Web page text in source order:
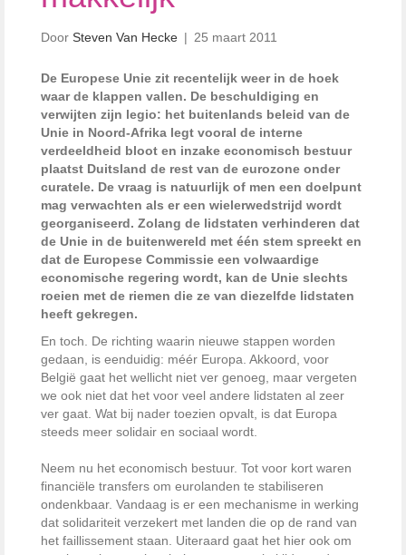
Door Steven Van Hecke | 25 maart 2011
De Europese Unie zit recentelijk weer in de hoek
waar de klappen vallen. De beschuldiging en
verwijten zijn legio: het buitenlands beleid van de
Unie in Noord-Afrika legt vooral de interne
verdeeldheid bloot en inzake economisch bestuur
plaatst Duitsland de rest van de eurozone onder
curatele. De vraag is natuurlijk of men een doelpunt
mag verwachten als er een wielerwedstrijd wordt
georganiseerd. Zolang de lidstaten verhinderen dat
de Unie in de buitenwereld met één stem spreekt en
dat de Europese Commissie een volwaardige
economische regering wordt, kan de Unie slechts
roeien met de riemen die ze van diezelfde lidstaten
heeft gekregen.
En toch. De richting waarin nieuwe stappen worden
gedaan, is eenduidig: méér Europa. Akkoord, voor
België gaat het wellicht niet ver genoeg, maar vergeten
we ook niet dat het voor veel andere lidstaten al zeer
ver gaat. Wat bij nader toezien opvalt, is dat Europa
steeds meer solidair en sociaal wordt.
Neem nu het economisch bestuur. Tot voor kort waren
financiële transfers om eurolanden te stabiliseren
ondenkbaar. Vandaag is er een mechanisme in werking
dat solidariteit verzekert met landen die op de rand van
het faillissement staan. Uiteraard gaat het hier ook om